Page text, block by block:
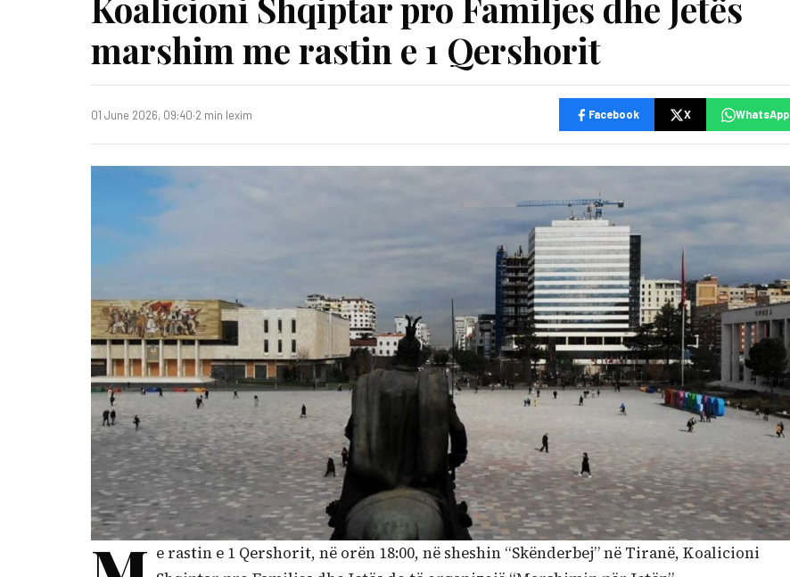
marshim me rastin e 1 Qershorit
01 June 2026, 09:40·2 min lexim Facebook X WhatsApp
e rastin e 1 Qershorit, në orën 18:00, në sheshin “Skënderbej” në Tiranë, Koalicioni